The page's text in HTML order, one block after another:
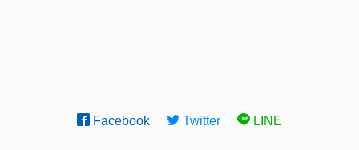
Facebook Twitter LINE